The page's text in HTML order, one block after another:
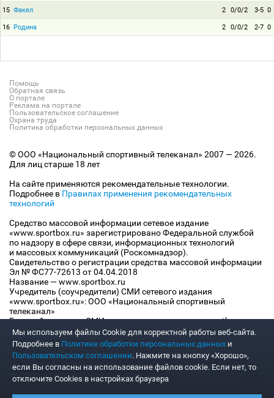
15 Факел 2 0/0/2 3-5 0
16 Родина 2 0/0/2 2-7 0
Помощь
Обратная связь
О портале
Реклама на портале
Пользовательское соглашение
Охрана труда
Политика обработки персональных данных
© ООО «Национальный спортивный телеканал» 2007 — 2026.
Для лиц старше 18 лет
На сайте применяются рекомендательные технологии.
Подробнее в Правилах применения рекомендательных
технологий
Средство массовой информации сетевое издание
«www.sportbox.ru» зарегистрировано Федеральной службой
по надзору в сфере связи, информационных технологий
и массовых коммуникаций (Роскомнадзор).
Свидетельство о регистрации средства массовой информации
Эл № ФС77-72613 от 04.04.2018
Название — www.sportbox.ru
Учредитель (соучредители) СМИ сетевого издания
«www.sportbox.ru»: ООО «Национальный спортивный
телеканал»
Главный редактор СМИ сетевого издания «www.sportbox.ru»:
Конов В.А.
Номер телефона редакции СМИ сетевого издания
«www.sportbox.ru»: +7 (495) 653 8419
Адрес электронной почты редакции СМИ сетевого издания
«www.sportbox.ru»: editor@sportbox.ru
Мы используем файлы Сookie для корректной работы веб-сайта.
Подробнее в Политике обработки персональных данных и
Пользовательском соглашении. Нажмите на кнопку «Хорошо»,
если Вы согласны на использование файлов cookie. Если нет, то
отключите Cookies в настройках браузера